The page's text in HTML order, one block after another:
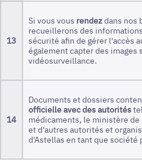
13
Si vous vous rendezdans nos
recueillerons des
sécurité afin de gérer l'accès
également capter des images
vidéosurveillance.
14
Documents et dossiers
officielle avec des autorités
médicaments, le ministère de
et d'autres autorités et
d'Astellas en tant que société